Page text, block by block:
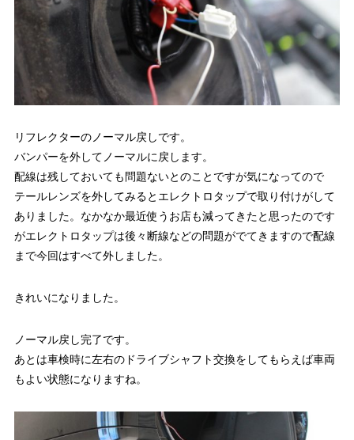
リフレクターのノーマル戻しです。
バンパーを外してノーマルに戻します。
配線は残しておいても問題ないとのことですが気になってので
テールレンズを外してみるとエレクトロタップで取り付けがして
ありました。なかなか最近使うお店も減ってきたと思ったのです
がエレクトロタップは後々断線などの問題がでてきますので配線
まで今回はすべて外しました。
きれいになりました。
ノーマル戻し完了です。
あとは車検時に左右のドライブシャフト交換をしてもらえば車両
もよい状態になりますね。